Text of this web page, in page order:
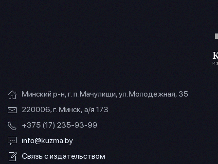
Минский р-н, г. п. Мачулищи, ул. Молодежная, 35
220006, г. Минск, а/я 173
+375 (17) 235-93-99
info@kuzma.by
Связь с издательством